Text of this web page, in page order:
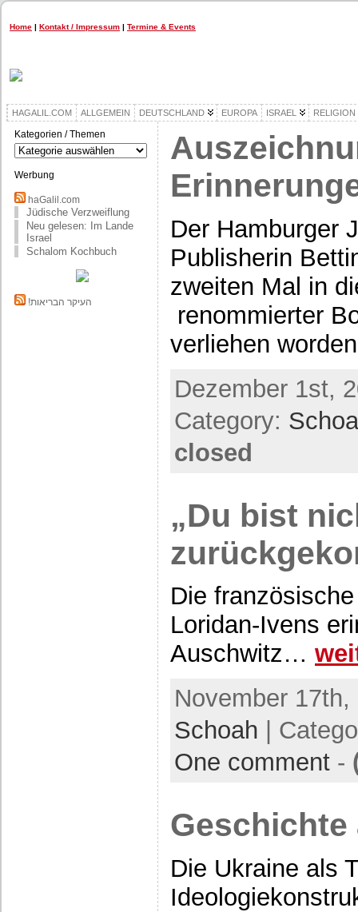
Home | Kontakt / Impressum | Termine & Events
HAGALIL.COM ALLGEMEIN DEUTSCHLAND EUROPA ISRAEL RELIGION
Kategorien / Themen
Kategorien
/
Themen
Werbung
haGalil.com
Jüdische Verzweiflung
Neu gelesen: Im Lande
Israel
Schalom Kochbuch
!העיקר הבריאות
Der Hamburger
Publisherin
zweiten Mal in
renommierter
verliehen
Dezember 1st,
Category:
closed
„Du bist
Die
Loridan-Ivens
Auschwitz…
November
Schoah |
One comment -
Geschichte
Die Ukraine als